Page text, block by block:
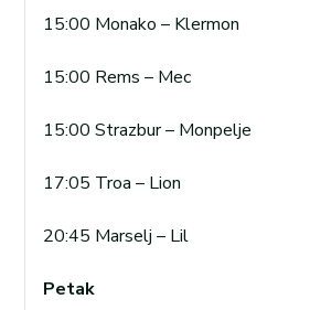
15:00 Monako – Klermon
15:00 Rems – Mec
15:00 Strazbur – Monpelje
17:05 Troa – Lion
20:45 Marselj – Lil
Petak